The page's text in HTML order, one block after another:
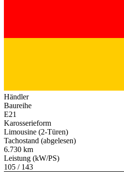
Händler
Baureihe
E21
Karosserieform
Limousine (2-Türen)
Tachostand (abgelesen)
6.730 km
Leistung (kW/PS)
105 / 143